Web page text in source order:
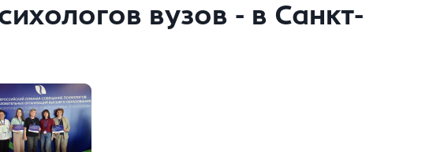
вузов - в Санкт-